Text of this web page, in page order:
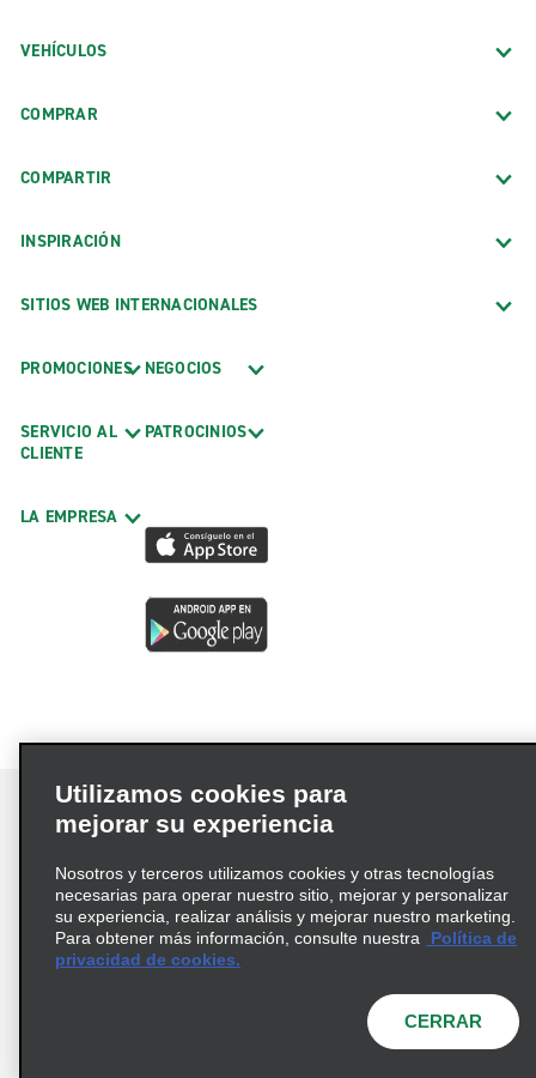
VEHÍCULOS
COMPRAR
COMPARTIR
INSPIRACIÓN
SITIOS WEB INTERNACIONALES
PROMOCIONES
SERVICIO AL
CLIENTE
LA EMPRESA
NEGOCIOS
PATROCINIOS
Términos de uso
Política de privacidad
Política de cookies
Información de Salud del Consumidor
© 2026 Enterprise Holdings, Inc. Todos los derechos
Utilizamos cookies para
mejorar su experiencia
Nosotros y terceros utilizamos cookies y otras tecnologías
necesarias para operar nuestro sitio, mejorar y personalizar
su experiencia, realizar análisis y mejorar nuestro marketing.
Para obtener más información, consulte nuestra
Política de
privacidad de cookies.
CERRAR